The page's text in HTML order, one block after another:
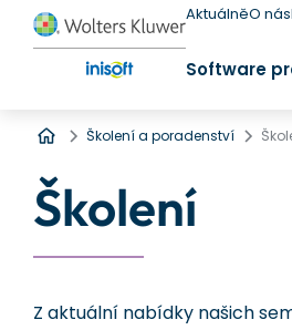
AktuálněO nás
Software
Úvod
Školení a poradenství
Školení
Z aktuální nabídky našich